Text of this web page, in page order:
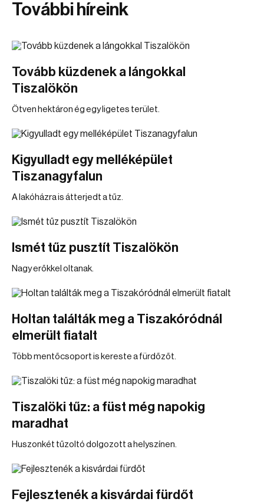
További híreink
Tovább küzdenek a lángokkal
Tiszalökön
Ötven hektáron ég egy ligetes terület.
Kigyulladt egy melléképület
Tiszanagyfalun
A lakóházra is átterjedt a tűz.
Ismét tűz pusztít Tiszalökön
Nagy erőkkel oltanak.
Holtan találták meg a Tiszakóródnál
elmerült fiatalt
Több mentőcsoport is kereste a fürdőzőt.
Tiszalöki tűz: a füst még napokig
maradhat
Huszonkét tűzoltó dolgozott a helyszínen.
Fejlesztenék a kisvárdai fürdőt